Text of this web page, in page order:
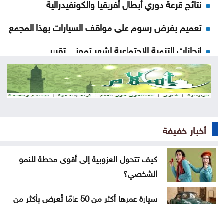
نتائج قرعة دوري أبطال أفريقيا والكونفيدرالية
تعميم بفرض رسوم على مواقف السيارات بهذا المجمع
إنجازات التنمية الاجتماعية لشهر تموز .. تقرير
دعوة للأردنيين الراغبين بالاستفادة من خدمات الضمان
الإلكترونية
ومعان
افتتاح مركز الخدمات الحكومي في عجلون
إغلاق باب التسجيل للمشاركة في معرض الكتاب
فيدان يستنكر الهجمات الإسرائيلية على سوريا
أخبار خفيفة
كيف تتحول العزوبية إلى أقوى محطة للنمو
الشخصي؟
سيارة عمرها أكثر من 50 عامًا تُعرض بأكثر من